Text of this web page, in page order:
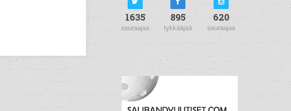
1635
seuraajaa
895
tykkääjää
620
seuraajaa